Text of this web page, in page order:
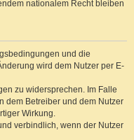
nationalem Recht bleiben
und die
wird dem Nutzer per E-
zu widersprechen. Im Falle
dem Betreiber und dem Nutzer
Wirkung.
verbindlich, wenn der Nutzer